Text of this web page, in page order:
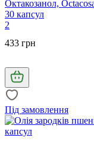
Октакозанол,
30 капсул
2
433 грн
Під замовлення